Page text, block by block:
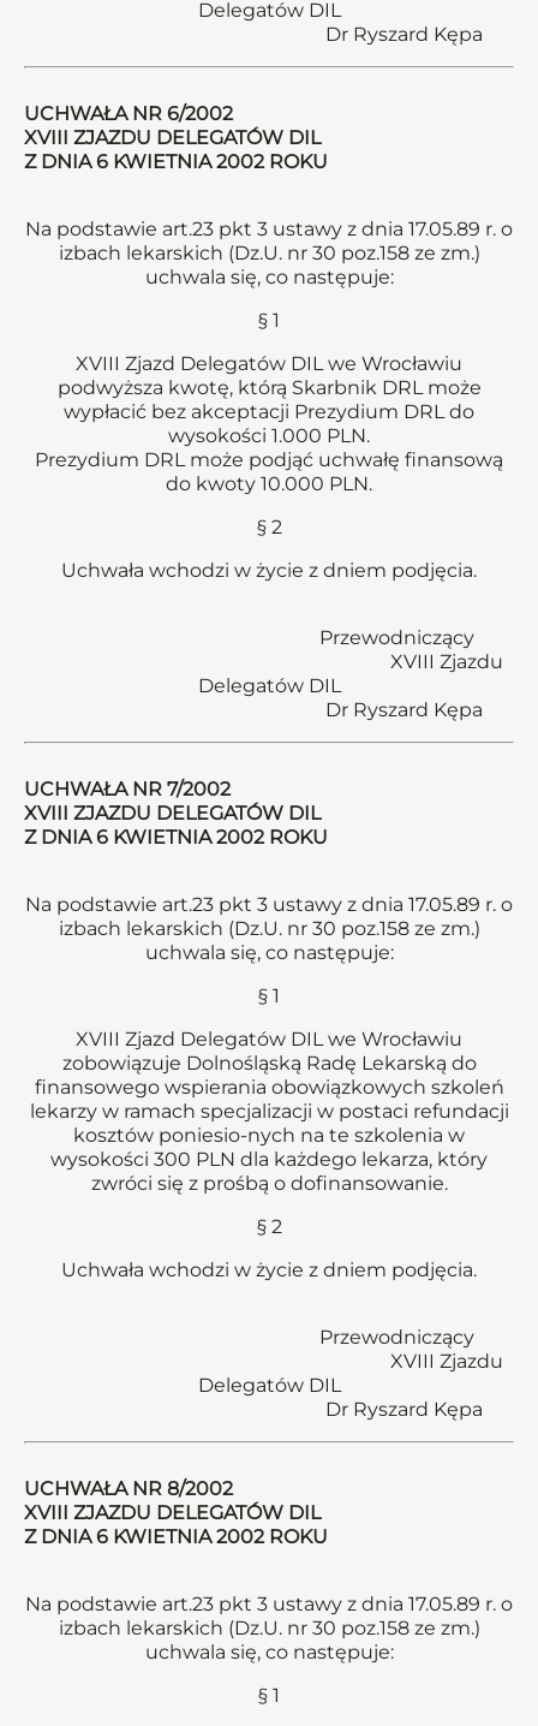
Delegatów DIL
Dr Ryszard Kępa
UCHWAŁA NR 6/2002
XVIII ZJAZDU DELEGATÓW DIL
Z DNIA 6 KWIETNIA 2002 ROKU
Na podstawie art.23 pkt 3 ustawy z dnia 17.05.89 r. o
izbach lekarskich (Dz.U. nr 30 poz.158 ze zm.)
uchwala się, co następuje:
§ 1
XVIII Zjazd Delegatów DIL we Wrocławiu
podwyższa kwotę, którą Skarbnik DRL może
wypłacić bez akceptacji Prezydium DRL do
wysokości 1.000 PLN.
Prezydium DRL może podjąć uchwałę finansową
do kwoty 10.000 PLN.
§ 2
Uchwała wchodzi w życie z dniem podjęcia.
Przewodniczący
XVIII Zjazdu
Delegatów DIL
Dr Ryszard Kępa
UCHWAŁA NR 7/2002
XVIII ZJAZDU DELEGATÓW DIL
Z DNIA 6 KWIETNIA 2002 ROKU
Na podstawie art.23 pkt 3 ustawy z dnia 17.05.89 r. o
izbach lekarskich (Dz.U. nr 30 poz.158 ze zm.)
uchwala się, co następuje:
§ 1
XVIII Zjazd Delegatów DIL we Wrocławiu
zobowiązuje Dolnośląską Radę Lekarską do
finansowego wspierania obowiązkowych szkoleń
lekarzy w ramach specjalizacji w postaci refundacji
kosztów poniesio-nych na te szkolenia w
wysokości 300 PLN dla każdego lekarza, który
zwróci się z prośbą o dofinansowanie.
§ 2
Uchwała wchodzi w życie z dniem podjęcia.
Przewodniczący
XVIII Zjazdu
Delegatów DIL
Dr Ryszard Kępa
UCHWAŁA NR 8/2002
XVIII ZJAZDU DELEGATÓW DIL
Z DNIA 6 KWIETNIA 2002 ROKU
Na podstawie art.23 pkt 3 ustawy z dnia 17.05.89 r. o
izbach lekarskich (Dz.U. nr 30 poz.158 ze zm.)
uchwala się, co następuje:
§ 1